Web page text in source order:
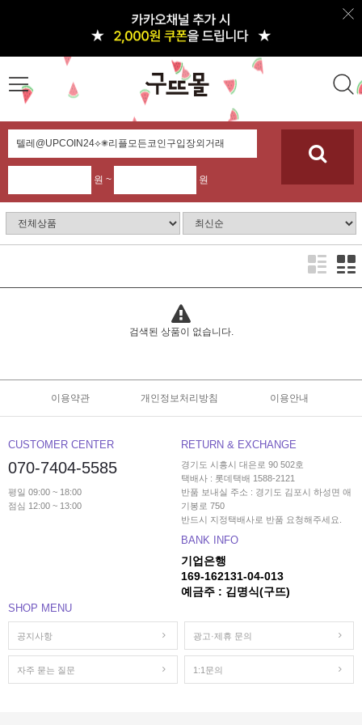
원 ~ 원
검색된 상품이 없습니다.
이용약관 개인정보처리방침 이용안내
CUSTOMER CENTER
070-7404-5585
평일 09:00 ~ 18:00
점심 12:00 ~ 13:00
RETURN & EXCHANGE
경기도 시흥시 대은로 90 502호
택배사 : 롯데택배 1588-2121
반품 보내실 주소 : 경기도 김포시 하성면 애
기봉로 750
반드시 지정택배사로 반품 요청해주세요.
BANK INFO
기업은행
169-162131-04-013
예금주 : 김명식(구뜨)
SHOP MENU
공지사항 광고·제휴 문의
자주 묻는 질문 1:1문의